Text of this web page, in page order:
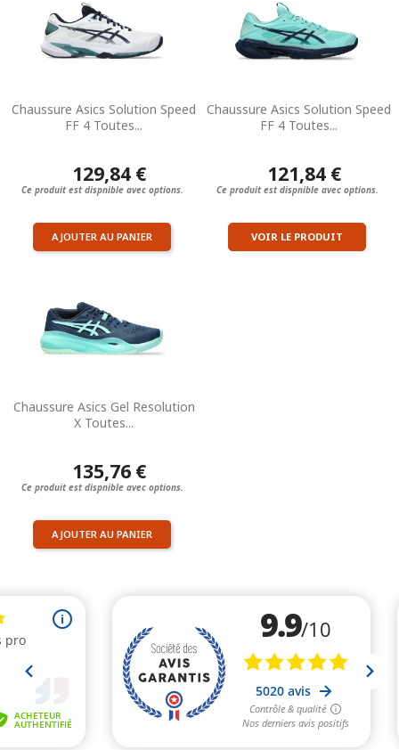
Chaussure Asics Solution Speed
FF 4 Toutes...
129,84 €
Ce produit est dispnible avec options.
AJOUTER AU PANIER
Chaussure Asics Solution Speed
FF 4 Toutes...
121,84 €
Ce produit est dispnible avec options.
VOIR LE PRODUIT
Chaussure Asics Gel Resolution
X Toutes...
135,76 €
Ce produit est dispnible avec options.
AJOUTER AU PANIER